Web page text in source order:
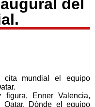
del
mundial el equipo
Enner Valencia,
Qatar. Dónde el equipo